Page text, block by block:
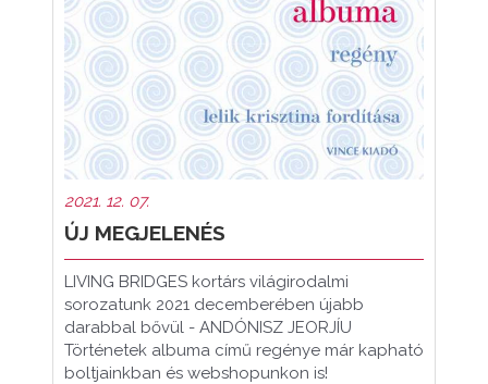
2021. 12. 07.
ÚJ MEGJELENÉS
LIVING BRIDGES kortárs világirodalmi
sorozatunk 2021 decemberében újabb
darabbal bővül - ANDÓNISZ JEORJÍU
Történetek albuma című regénye már kapható
boltjainkban és webshopunkon is!